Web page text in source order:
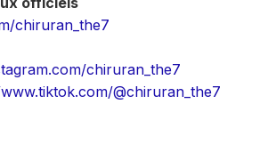
chiruran_the7
chiruran_the7
@chiruran_the7